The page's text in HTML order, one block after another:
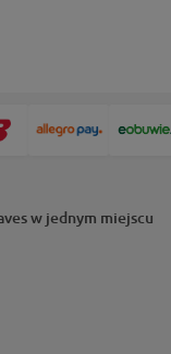
w jednym miejscu